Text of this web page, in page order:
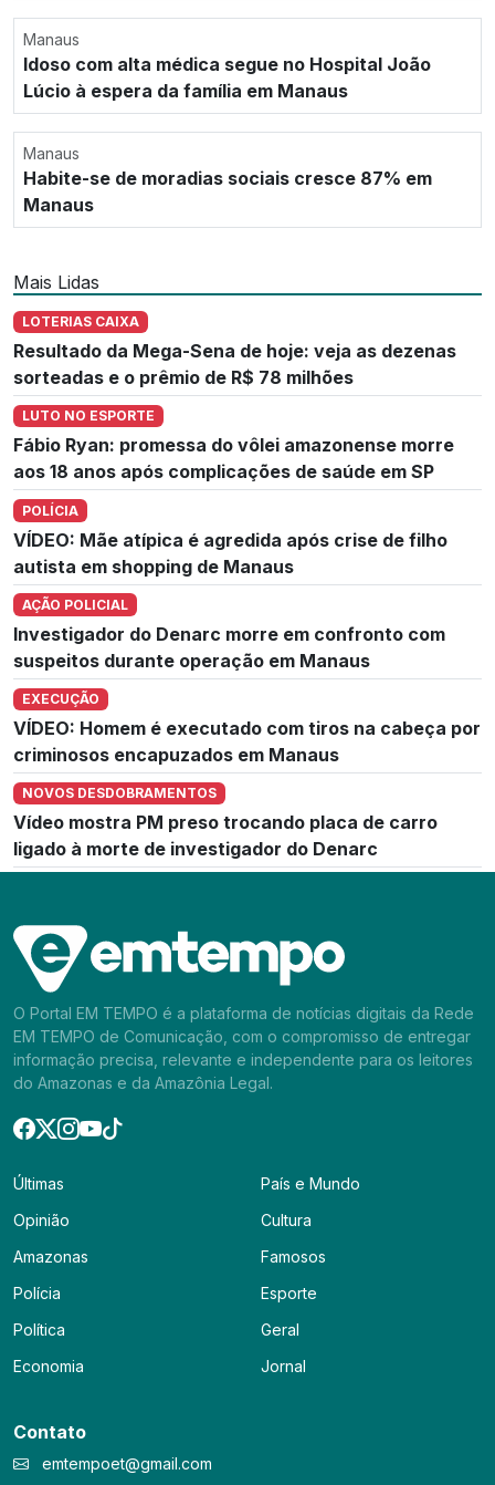
Manaus
Idoso com alta médica segue no Hospital João
Lúcio à espera da família em Manaus
Manaus
Habite-se de moradias sociais cresce 87% em
Manaus
Mais Lidas
LOTERIAS CAIXA
Resultado da Mega-Sena de hoje: veja as dezenas
sorteadas e o prêmio de R$ 78 milhões
LUTO NO ESPORTE
Fábio Ryan: promessa do vôlei amazonense morre
aos 18 anos após complicações de saúde em SP
POLÍCIA
VÍDEO: Mãe atípica é agredida após crise de filho
autista em shopping de Manaus
AÇÃO POLICIAL
Investigador do Denarc morre em confronto com
suspeitos durante operação em Manaus
EXECUÇÃO
VÍDEO: Homem é executado com tiros na cabeça por
criminosos encapuzados em Manaus
NOVOS DESDOBRAMENTOS
Vídeo mostra PM preso trocando placa de carro
ligado à morte de investigador do Denarc
O Portal EM TEMPO é a plataforma de notícias digitais da Rede
EM TEMPO de Comunicação, com o compromisso de entregar
informação precisa, relevante e independente para os leitores
do Amazonas e da Amazônia Legal.
Últimas
Opinião
Amazonas
Polícia
Política
Economia
País e Mundo
Cultura
Famosos
Esporte
Geral
Jornal
Contato
emtempoet@gmail.com